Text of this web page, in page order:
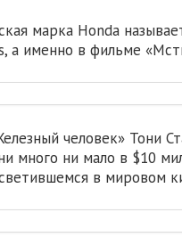
марка Honda
а именно в фильме
человек» Тони
много ни мало в $10
в мировом